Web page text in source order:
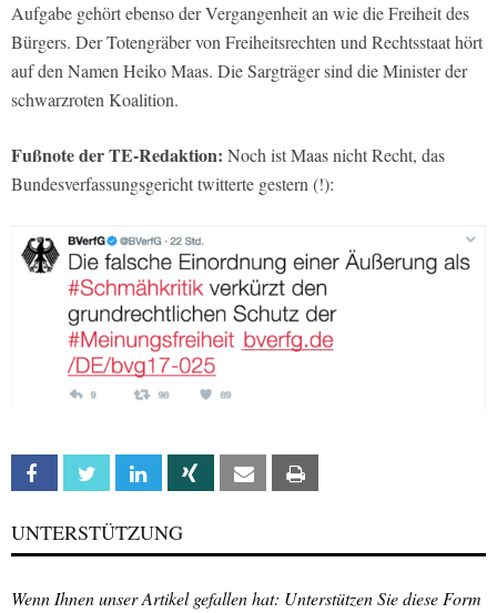
Aufgabe gehört ebenso der Vergangenheit an wie die Freiheit des
Bürgers. Der Totengräber von Freiheitsrechten und Rechtsstaat hört
auf den Namen Heiko Maas. Die Sargträger sind die Minister der
schwarzroten Koalition.
Fußnote der TE-Redaktion: Noch ist Maas nicht Recht, das
Bundesverfassungsgericht twitterte gestern (!):
Facebook Twitter Linkedin Xing Email
UNTERSTÜTZUNG
Wenn Ihnen unser Artikel gefallen hat: Unterstützen Sie diese Form